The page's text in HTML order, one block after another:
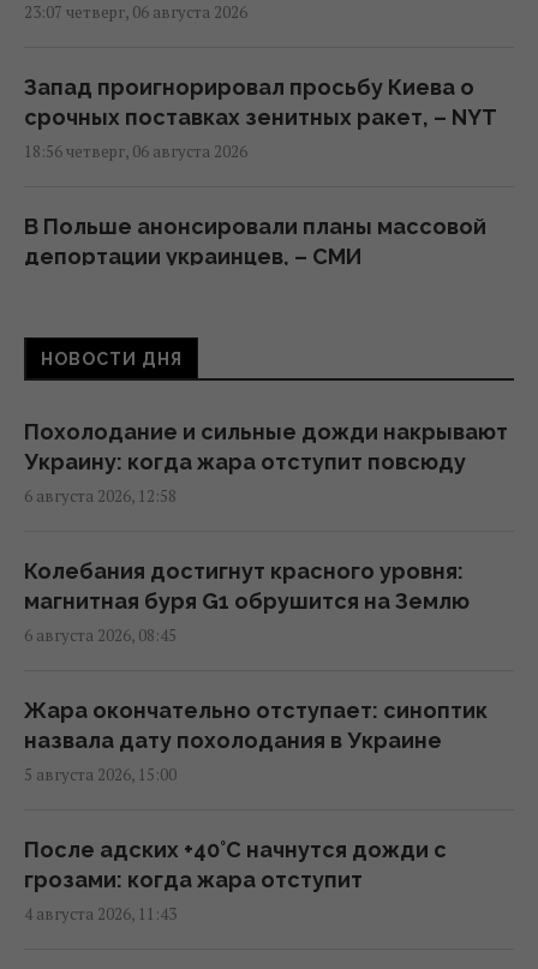
23:07 четверг, 06 августа 2026
Запад проигнорировал просьбу Киева о
срочных поставках зенитных ракет, – NYT
18:56 четверг, 06 августа 2026
В Польше анонсировали планы массовой
депортации украинцев, – СМИ
Атакованный в Лейпциге самолет
17:08 четверг, 06 августа 2026
Россия может использовать украинские
литовская разведка
15:33 четверг, 06 августа 2026
Ан-24 в Лейпциге: пострадали ли самолет и
люди
13:13 четверг, 06 августа 2026
"Незаметные" российские диверсии: война
в Европе уже идет
12:50 четверг, 06 августа 2026
НОВОСТИ ДНЯ
Похолодание и сильные дожди накрывают
Украину: когда жара отступит повсюду
6 августа 2026, 12:58
Колебания достигнут красного уровня:
магнитная буря G1 обрушится на Землю
6 августа 2026, 08:45
Жара окончательно отступает: синоптик
назвала дату похолодания в Украине
5 августа 2026, 15:00
После адских +40°C начнутся дожди с
грозами: когда жара отступит
4 августа 2026, 11:43